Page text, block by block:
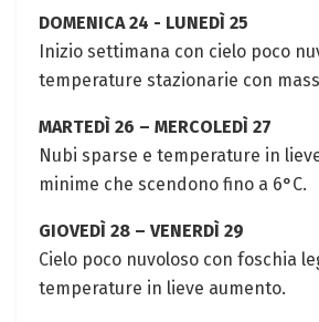
DOMENICA‌ 24 ⁢-​ LUNEDÌ 25
Inizio settimana con cielo poco
temperature stazionarie ⁢con
MARTEDÌ 26 – MERCOLEDÌ 27
Nubi sparse e temperature in
‌minime che ​scendono fino a 6°C.⁤
GIOVEDÌ 28 – VENERDÌ 29
Cielo poco nuvoloso con foschia
temperature in lieve aumento.